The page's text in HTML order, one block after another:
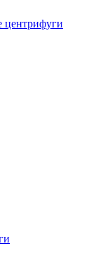
центрифуги